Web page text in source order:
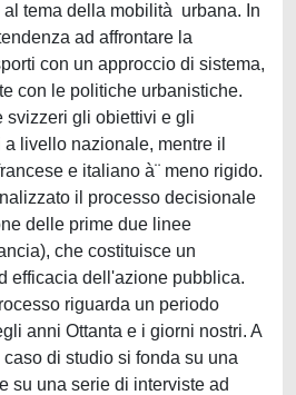
tema della mobilità urbana. In
ad affrontare la
con un approccio di sistema,
con le politiche urbanistiche.
svizzeri gli obiettivi e gli
livello nazionale, mentre il
e italiano à¨ meno rigido.
il processo decisionale
delle prime due linee
che costituisce un
efficacia dell'azione pubblica.
riguarda un periodo
anni Ottanta e i giorni nostri. A
di studio si fonda su una
su una serie di interviste ad